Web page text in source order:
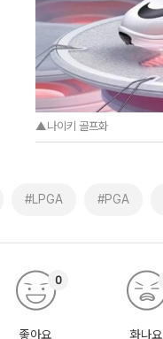
▲나이키 골프화
#LPGA #PGA
좋아요
0
화나요